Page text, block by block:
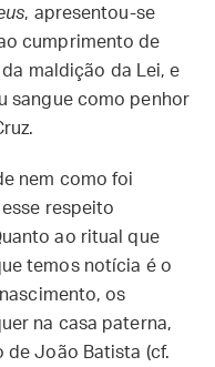
, apresentou-se
cumprimento de
maldição da Lei, e
sangue como penhor
nem como foi
respeito
ao ritual que
temos notícia é o
os
na casa paterna,
de João Batista (cf.